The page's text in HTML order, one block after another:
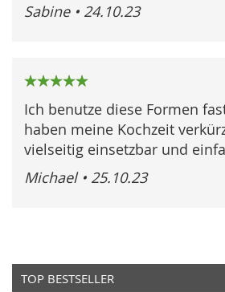
Sabine • 24.10.23
100%
Ich benutze diese Formen
haben meine Kochzeit
vielseitig einsetzbar und
Michael • 25.10.23
TOP BESTSELLER